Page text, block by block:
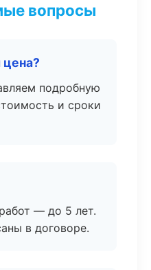
вопросы
подробную
и сроки
— до 5 лет.
в договоре.